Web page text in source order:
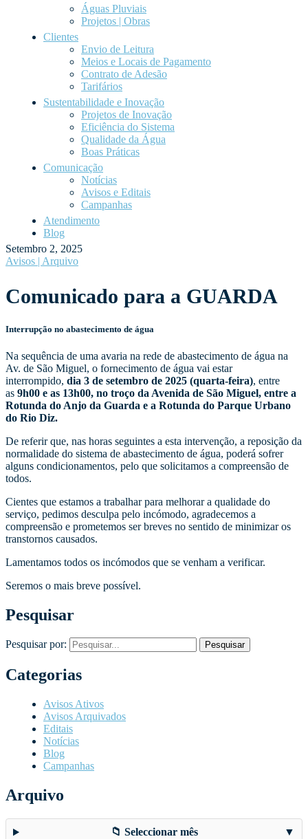
Águas Pluviais
Projetos | Obras
Clientes
Envio de Leitura
Meios e Locais de Pagamento
Contrato de Adesão
Tarifários
Sustentabilidade e Inovação
Projetos de Inovação
Eficiência do Sistema
Qualidade da Água
Boas Práticas
Comunicação
Notícias
Avisos e Editais
Campanhas
Atendimento
Blog
Setembro 2, 2025
Avisos | Arquivo
Comunicado para a GUARDA
Interrupção no abastecimento de água
Na sequência de uma avaria na rede de abastecimento de água na
Av. de São Miguel, o fornecimento de água vai estar
interrompido, dia 3 de setembro de 2025 (quarta-feira), entre
as 9h00 e as 13h00, no troço da Avenida de São Miguel, entre a
Rotunda do Anjo da Guarda e a Rotunda do Parque Urbano
do Rio Diz.
De referir que, nas horas seguintes a esta intervenção, a reposição da
normalidade do sistema de abastecimento de água, poderá sofrer
alguns condicionamentos, pelo que solicitamos a compreensão de
todos.
Cientes que estamos a trabalhar para melhorar a qualidade do
serviço, pedimos desculpa pelo incómodo, agradecemos a
compreensão e prometemos ser breves no sentido de minimizar os
transtornos causados.
Lamentamos todos os incómodos que se venham a verificar.
Seremos o mais breve possível.
Pesquisar
Pesquisar por:
Categorias
Avisos Ativos
Avisos Arquivados
Editais
Notícias
Blog
Campanhas
Arquivo
📁 Seleccionar mês ▼